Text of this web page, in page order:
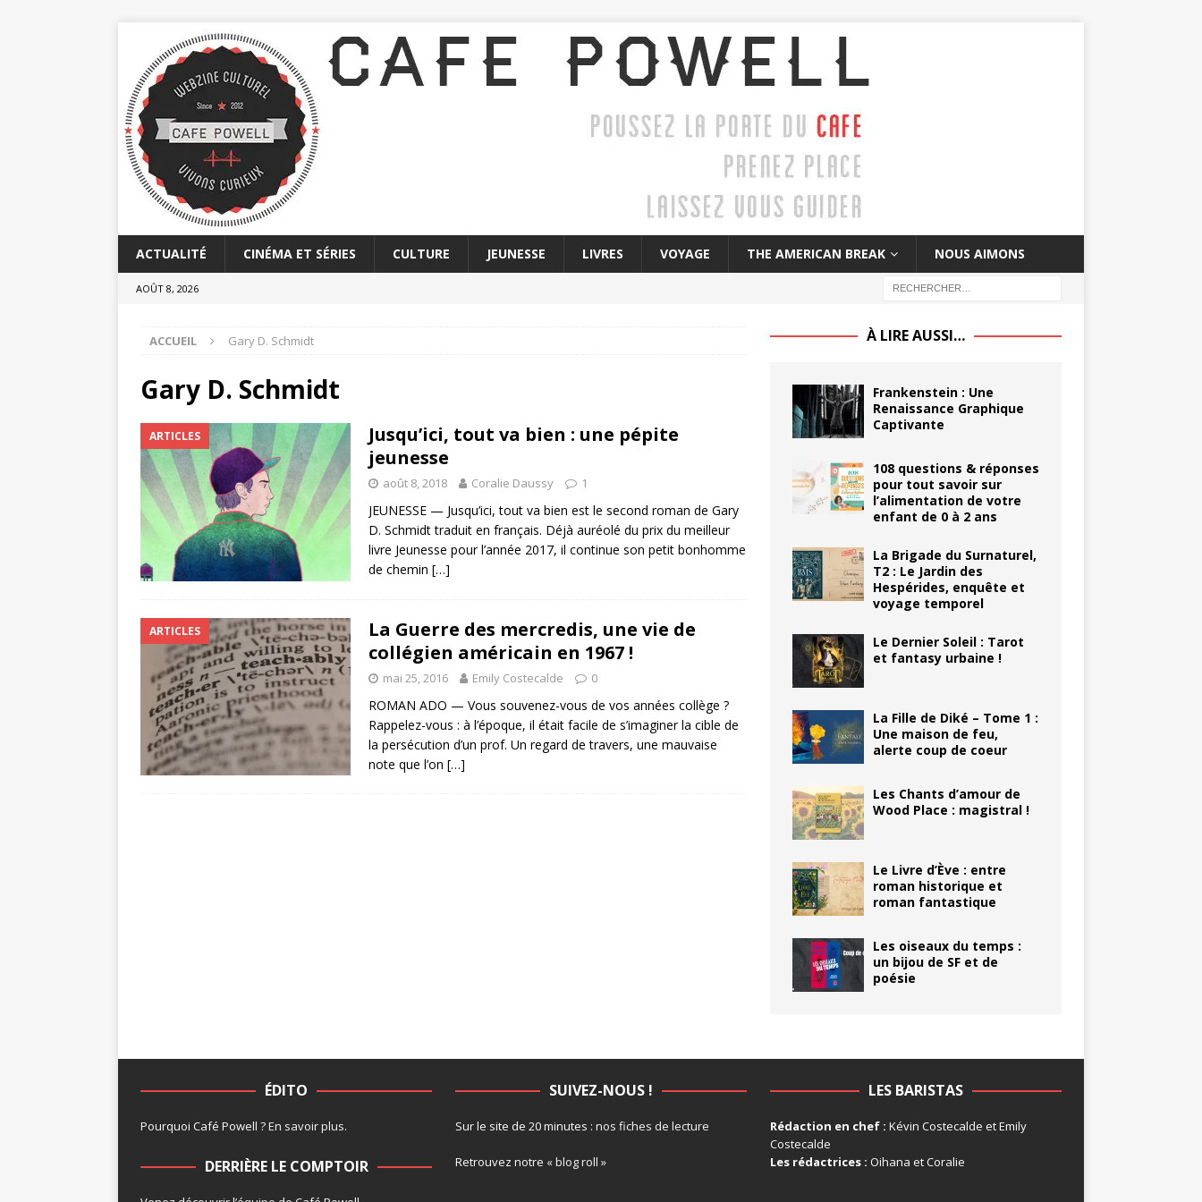
ACTUALITÉ CINÉMA ET SÉRIES CULTURE JEUNESSE LIVRES VOYAGE THE AMERICAN BREAK NOUS AIMONS
AOÛT 8, 2026
ACCUEIL Gary D. Schmidt
Gary D. Schmidt
ARTICLES
Jusqu’ici, tout va bien : une pépite
jeunesse
août 8, 2018 Coralie Daussy 1
JEUNESSE — Jusqu’ici, tout va bien est le second roman de Gary
D. Schmidt traduit en français. Déjà auréolé du prix du meilleur
livre Jeunesse pour l’année 2017, il continue son petit bonhomme
de chemin […]
ARTICLES
La Guerre des mercredis, une vie de
collégien américain en 1967 !
mai 25, 2016 Emily Costecalde 0
ROMAN ADO — Vous souvenez-vous de vos années collège ?
Rappelez-vous : à l’époque, il était facile de s’imaginer la cible de
la persécution d’un prof. Un regard de travers, une mauvaise
note que l’on […]
À LIRE AUSSI…
Frankenstein : Une
Renaissance Graphique
Captivante
108 questions & réponses
pour tout savoir sur
l’alimentation de votre
enfant de 0 à 2 ans
La Brigade du Surnaturel,
T2 : Le Jardin des
Hespérides, enquête et
voyage temporel
Le Dernier Soleil : Tarot
et fantasy urbaine !
La Fille de Diké – Tome 1 :
Une maison de feu,
alerte coup de coeur
Les Chants d’amour de
Wood Place : magistral !
Le Livre d’Ève : entre
roman historique et
roman fantastique
Les oiseaux du temps :
un bijou de SF et de
poésie
ÉDITO
Pourquoi Café Powell ?En savoir plus.
DERRIÈRE LE COMPTOIR
SUIVEZ-NOUS !
Sur le site de 20 minutes : nos fiches de lecture
Retrouvez notre « blog roll »
LES BARISTAS
Rédaction en chef : Kévin Costecalde et Emily
Costecalde
Les rédactrices : Oihana et Coralie